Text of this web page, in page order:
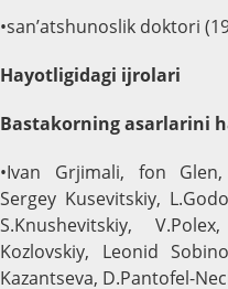
•san’atshunoslik doktori
Hayotligidagi ijrolari
Bastakorning asarlarini
•Ivan Grjimali, fon
Sergey Kusevitskiy,
S.Knushevitskiy,
Kozlovskiy, Leonid
Kazantseva, D.Pantofel-